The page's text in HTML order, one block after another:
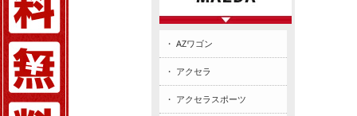
・ AZワゴン
・ アクセラ
・ アクセラスポーツ